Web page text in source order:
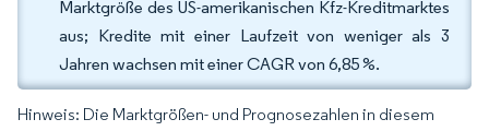
Marktgröße des US-amerikanischen Kfz-Kreditmarktes
aus; Kredite mit einer Laufzeit von weniger als 3
Jahren wachsen mit einer CAGR von 6,85 %.
Hinweis: Die Marktgrößen- und Prognosezahlen in diesem